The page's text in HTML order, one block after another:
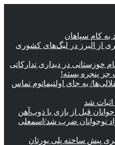
به کام سپاهان
از البرز در لیگ‌های کشوری
خوزستانی در دیداری تدارکاتی
جز پنجره بسته!
به جای اولتیماتوم تماس
شد
قبل از بازی با ذوب‌آهن
نوجوانان ضرب شد/اسمعلی
پیش ساخته پلی یورتان